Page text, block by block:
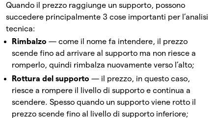
Quando il prezzo raggiunge un supporto, possono
succedere principalmente 3 cose importanti per l’analisi
tecnica:
Rimbalzo — come il nome fa intendere, il prezzo
scende fino ad arrivare al supporto ma non riesce a
romperlo, quindi rimbalza nuovamente verso l’alto;
Rottura del supporto — il prezzo, in questo caso,
riesce a rompere il livello di supporto e continua a
scendere. Spesso quando un supporto viene rotto il
prezzo scende fino al livello di supporto inferiore;